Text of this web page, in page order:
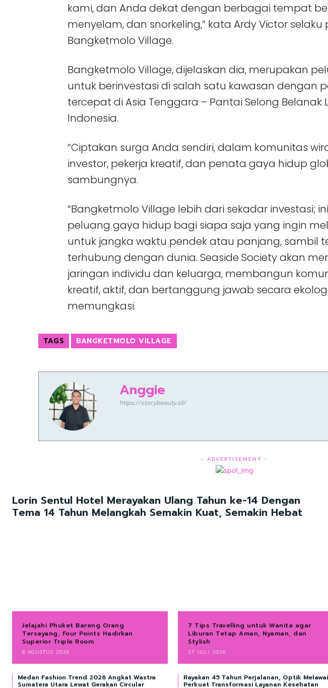
kami, dan Anda dekat dengan berbagai tempat
menyelam, dan snorkeling,” kata Ardy Victor selaku
Bangketmolo Village.
Bangketmolo Village, dijelaskan dia, merupakan
untuk berinvestasi di salah satu kawasan dengan
tercepat di Asia Tenggara – Pantai Selong Belanak
Indonesia.
“Ciptakan surga Anda sendiri, dalam komunitas
investor, pekerja kreatif, dan penata gaya hidup
sambungnya.
“Bangketmolo Village lebih dari sekadar investasi;
peluang gaya hidup bagi siapa saja yang ingin
untuk jangka waktu pendek atau panjang, sambil
terhubung dengan dunia. Seaside Society akan
jaringan individu dan keluarga, membangun
kreatif, aktif, dan bertanggung jawab secara
memungkasi.
TAGS BANGKETMOLO VILLAGE
Anggie
https://storybeauty.id/
- ADVERTISEMENT -
Lorin Sentul Hotel Merayakan Ulang Tahun ke-14 Dengan
Tema 14 Tahun Melangkah Semakin Kuat, Semakin Hebat
Jelajahi Phuket Bareng Orang
Tersayang, Four Points Hadirkan
Superior Triple Room
8 AGUSTUS 2026
7 Tips Travelling untuk Wanita agar
Liburan Tetap Aman, Nyaman, dan
Stylish
27 JULI 2026
Medan Fashion Trend 2026 Angkat Wastra
Sumatera Utara Lewat Gerakan Circular
Rayakan 45 Tahun Perjalanan, Optik Melawai
Perkuat Transformasi Layanan Kesehatan